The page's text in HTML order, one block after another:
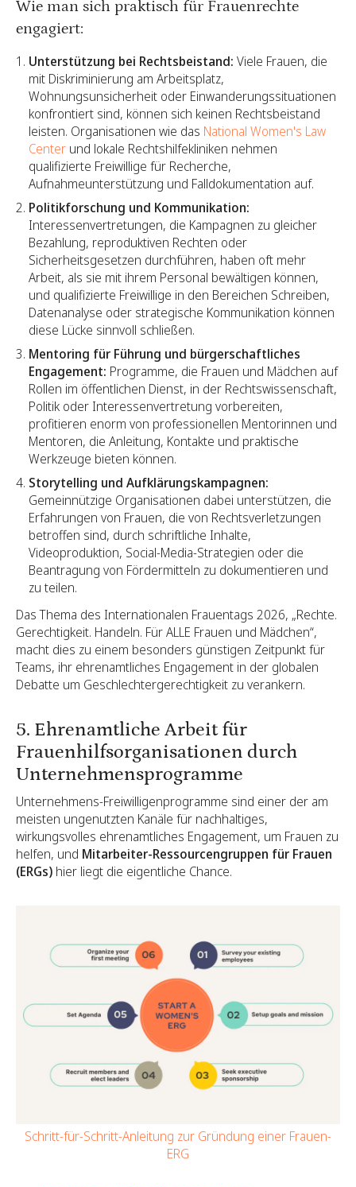
Wie man sich praktisch für Frauenrechte
engagiert:
Unterstützung bei Rechtsbeistand: Viele Frauen, die
mit Diskriminierung am Arbeitsplatz,
Wohnungsunsicherheit oder Einwanderungssituationen
konfrontiert sind, können sich keinen Rechtsbeistand
leisten. Organisationen wie das National Women's Law
Center und lokale Rechtshilfekliniken nehmen
qualifizierte Freiwillige für Recherche,
Aufnahmeunterstützung und Falldokumentation auf.
Politikforschung und Kommunikation:
Interessenvertretungen, die Kampagnen zu gleicher
Bezahlung, reproduktiven Rechten oder
Sicherheitsgesetzen durchführen, haben oft mehr
Arbeit, als sie mit ihrem Personal bewältigen können,
und qualifizierte Freiwillige in den Bereichen Schreiben,
Datenanalyse oder strategische Kommunikation können
diese Lücke sinnvoll schließen.
Mentoring für Führung und bürgerschaftliches
Engagement: Programme, die Frauen und Mädchen auf
Rollen im öffentlichen Dienst, in der Rechtswissenschaft,
Politik oder Interessenvertretung vorbereiten,
profitieren enorm von professionellen Mentorinnen und
Mentoren, die Anleitung, Kontakte und praktische
Werkzeuge bieten können.
Storytelling und Aufklärungskampagnen:
Gemeinnützige Organisationen dabei unterstützen, die
Erfahrungen von Frauen, die von Rechtsverletzungen
betroffen sind, durch schriftliche Inhalte,
Videoproduktion, Social-Media-Strategien oder die
Beantragung von Fördermitteln zu dokumentieren und
zu teilen.
Das Thema des Internationalen Frauentags 2026, „Rechte.
Gerechtigkeit. Handeln. Für ALLE Frauen und Mädchen“,
macht dies zu einem besonders günstigen Zeitpunkt für
Teams, ihr ehrenamtliches Engagement in der globalen
Debatte um Geschlechtergerechtigkeit zu verankern.
5. Ehrenamtliche Arbeit für
Frauenhilfsorganisationen durch
Unternehmensprogramme
Unternehmens-Freiwilligenprogramme sind einer der am
meisten ungenutzten Kanäle für nachhaltiges,
wirkungsvolles ehrenamtliches Engagement, um Frauen zu
helfen, und Mitarbeiter-Ressourcengruppen für Frauen
(ERGs) hier liegt die eigentliche Chance.
Schritt-für-Schritt-Anleitung zur Gründung einer Frauen-
ERG